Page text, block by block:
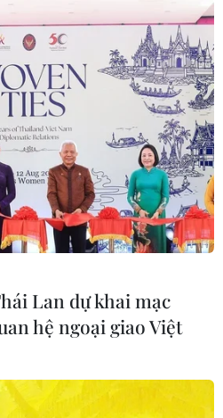
Lan dự khai mạc
hệ ngoại giao Việt